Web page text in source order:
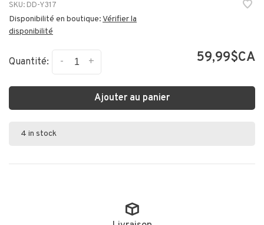
SKU: DD-Y317
Disponibilité en boutique:Vérifier la
disponibilité
Quantité: +
- 59,99$CA
Ajouter au panier
4 in stock